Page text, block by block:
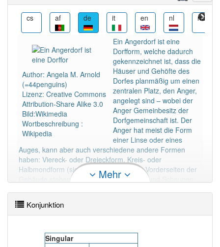
PowerIndex:2
Häufigkeit: 2 von 10
Wörter mit Endung -angerdorf: 1
Wörter mit Endung -angerdorfaber mit einem
anderen Artikeldas: 0
92% unserer Spielapp-Nutzer haben den Artikel
korrekt erraten.
cs af de it en nl nds
Author: Angela M. Arnold
(=44penguins)
Lizenz: Creative Commons
Attribution-Share Alike 3.0
Bild:Wikimedia
Wortbeschreibung :
Wikipedia
Ein Angerdorf ist eine
Dorfform, welche dadurch
gekennzeichnet ist, dass die
Häuser und Gehöfte des
Dorfes planmäßig um einen
zentralen Platz, den Anger,
angelegt sind – wobei der
Anger Gemeinbesitz der
Dorfgemeinschaft ist. Der
Anger hat meist die Form
einer Linse oder eines
Auges, kann aber auch verschiedene andere Formen
haben: Viereck- oder Dreieckform, Kreis- oder
Halbmondform (siehe Abbildungen). Die Vorderseiten der
Gebäude stehen traufständig, Stallungen und Scheunen
gegebenenfalls durch einen Wirtschaftsweg verbunden,
der in einem äußeren Ring um das Dorf führt.
Mehr
Konjunktion
Singular